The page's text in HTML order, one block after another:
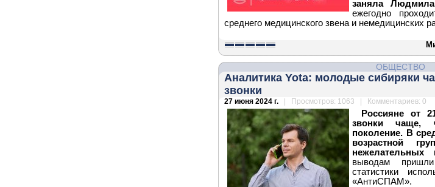
заняла
ежегодно
среднего медицинского звена и немедицинских
ОБЩЕСТВО
Аналитика Yota: молодые сибиряки
звонки
27 июня 2024 г. | Просмотров: 1063 | Комментариев: 0
Россияне от
звонки чаще,
поколение. В
возрастной
выводам
статистики
«АнтиСПАМ».